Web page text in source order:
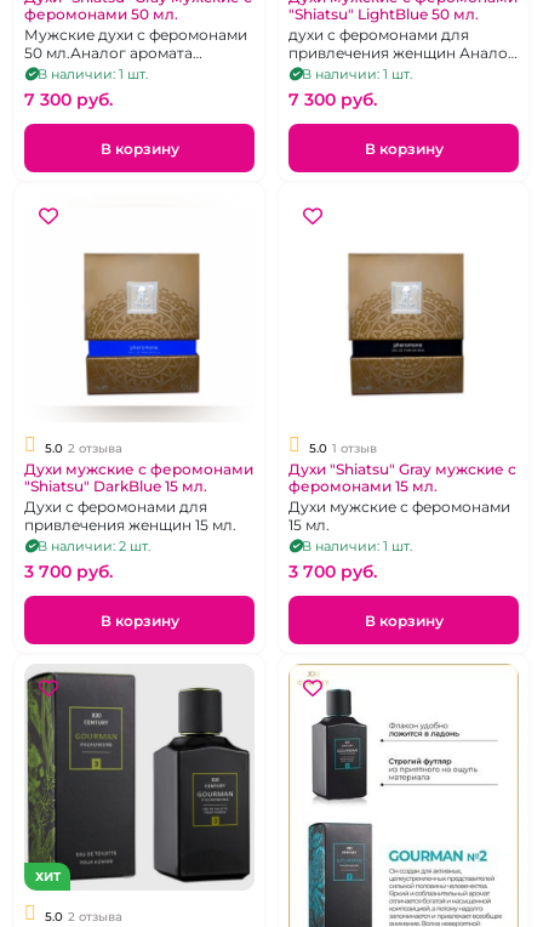
феромонами 50 мл.
Мужские духи с феромонами
50 мл.Аналог аромата
Bottega Veneta
В наличии: 1 шт.
7 300 pуб.
В корзину
"Shiatsu" LightBlue 50 мл.
духи с феромонами для
привлечения женщин Аналог
аромата Creed Silver Mountain
wate
В наличии: 1 шт.
7 300 pуб.
В корзину
5.0 2 отзыва
Духи мужские с феромонами
"Shiatsu" DarkBlue 15 мл.
Духи с феромонами для
привлечения женщин 15 мл.
В наличии: 2 шт.
3 700 pуб.
В корзину
5.0 1 отзыв
Духи "Shiatsu" Gray мужские с
феромонами 15 мл.
Духи мужские с феромонами
15 мл.
В наличии: 1 шт.
3 700 pуб.
В корзину
ХИТ
5.0 2 отзыва